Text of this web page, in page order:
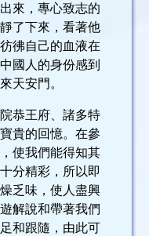
來，專心致志的
了下來，看著他
彿自己的血液在
國人的身份感到
天安門。
恭王府、諸多特
貴的回憶。在參
使我們能得知其
分精彩，所以即
乏味，使人盡興
解說和帶著我們
和跟隨，由此可